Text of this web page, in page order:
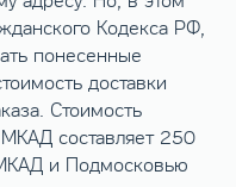
Кодекса РФ,
понесенные
доставки
Стоимость
составляет 250
и Подмосковью